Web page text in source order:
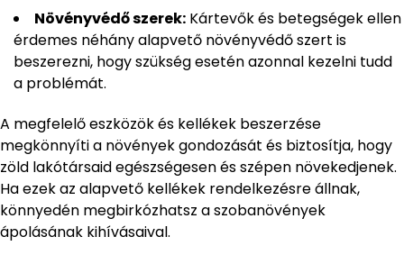
Növényvédő szerek: Kártevők és betegségek ellen
érdemes néhány alapvető növényvédő szert is
beszerezni, hogy szükség esetén azonnal kezelni tudd
a problémát.
A megfelelő eszközök és kellékek beszerzése
megkönnyíti a növények gondozását és biztosítja, hogy
zöld lakótársaid egészségesen és szépen növekedjenek.
Ha ezek az alapvető kellékek rendelkezésre állnak,
könnyedén megbirkózhatsz a szobanövények
ápolásának kihívásaival.